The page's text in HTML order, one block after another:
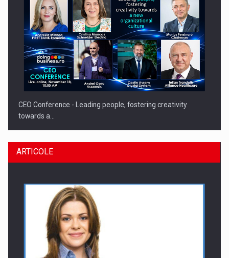
CEO Conference - Leading people, fostering creativity
towards a…
CEO Conference - Shaping The Future - Technology and…
ARTICOLE